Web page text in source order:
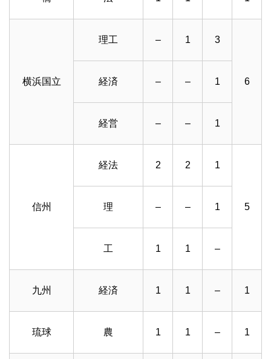
横浜国立
理工 – 1 3
6
経済 – – 1
経営 – – 1
信州
経法 2 2 1
5
理 – – 1
工 1 1 –
九州 経済 1 1 – 1
琉球 農 1 1 – 1